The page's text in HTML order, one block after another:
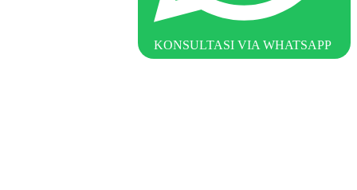
KONSULTASI VIA WHATSAPP